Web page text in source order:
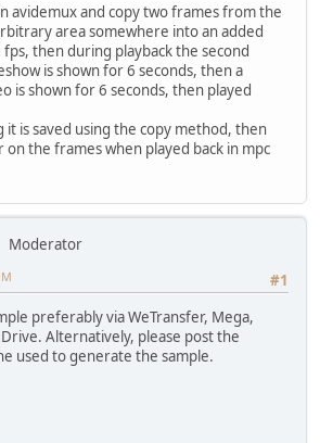
avidemux and copy two frames from the
area somewhere into an added
then during playback the second
is shown for 6 seconds, then a
is shown for 6 seconds, then played
is saved using the copy method, then
on the frames when played back in mpc
Moderator
#1
preferably via WeTransfer, Mega,
Alternatively, please post the
used to generate the sample.